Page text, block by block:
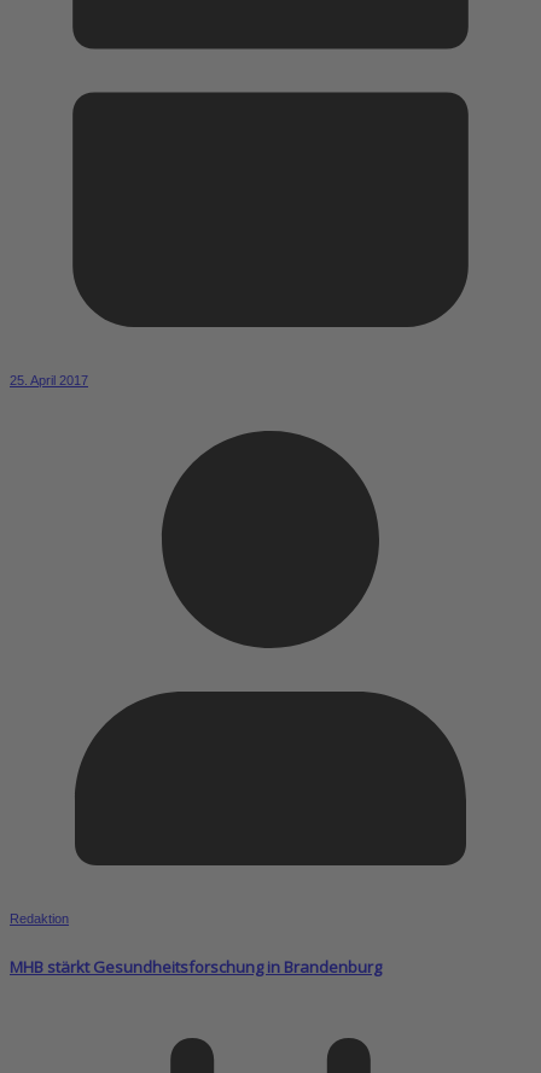
25. April 2017
Redaktion
MHB stärkt Gesundheitsforschung in Brandenburg